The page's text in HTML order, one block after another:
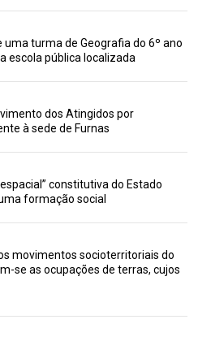
turma de Geografia do 6º ano
escola pública localizada
dos Atingidos por
à sede de Furnas
constitutiva do Estado
formação social
movimentos socioterritoriais do
se as ocupações de terras, cujos